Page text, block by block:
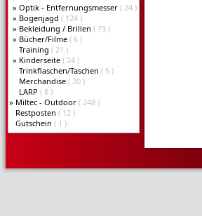
» Optik - Entfernungsmesser ( 24 )
» Bogenjagd ( 124 )
» Bekleidung / Brillen ( 73 )
» Bücher/Filme ( 6 )
Training ( 21 )
» Kinderseite ( 24 )
Trinkflaschen/Taschen ( 5 )
Merchandise ( 20 )
LARP ( 8 )
» Miltec - Outdoor ( 248 )
Restposten ( 12 )
Gutschein ( 1 )